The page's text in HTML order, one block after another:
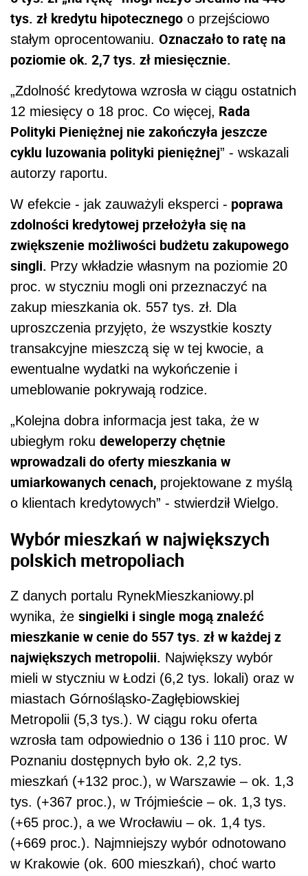
tys. zł kredytu hipotecznego o przejściowo
stałym oprocentowaniu. Oznaczało to ratę na
poziomie ok. 2,7 tys. zł miesięcznie.
„Zdolność kredytowa wzrosła w ciągu ostatnich
12 miesięcy o 18 proc. Co więcej, Rada
Polityki Pieniężnej nie zakończyła jeszcze
cyklu luzowania polityki pieniężnej” - wskazali
autorzy raportu.
W efekcie - jak zauważyli eksperci - poprawa
zdolności kredytowej przełożyła się na
zwiększenie możliwości budżetu zakupowego
singli. Przy wkładzie własnym na poziomie 20
proc. w styczniu mogli oni przeznaczyć na
zakup mieszkania ok. 557 tys. zł. Dla
uproszczenia przyjęto, że wszystkie koszty
transakcyjne mieszczą się w tej kwocie, a
ewentualne wydatki na wykończenie i
umeblowanie pokrywają rodzice.
„Kolejna dobra informacja jest taka, że w
ubiegłym roku deweloperzy chętnie
wprowadzali do oferty mieszkania w
umiarkowanych cenach, projektowane z myślą
o klientach kredytowych” - stwierdził Wielgo.
Wybór mieszkań w największych
polskich metropoliach
Z danych portalu RynekMieszkaniowy.pl
wynika, że singielki i single mogą znaleźć
mieszkanie w cenie do 557 tys. zł w każdej z
największych metropolii. Największy wybór
mieli w styczniu w Łodzi (6,2 tys. lokali) oraz w
miastach Górnośląsko-Zagłębiowskiej
Metropolii (5,3 tys.). W ciągu roku oferta
wzrosła tam odpowiednio o 136 i 110 proc. W
Poznaniu dostępnych było ok. 2,2 tys.
mieszkań (+132 proc.), w Warszawie – ok. 1,3
tys. (+367 proc.), w Trójmieście – ok. 1,3 tys.
(+65 proc.), a we Wrocławiu – ok. 1,4 tys.
(+669 proc.). Najmniejszy wybór odnotowano
w Krakowie (ok. 600 mieszkań), choć warto